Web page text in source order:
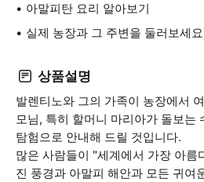
아말피탄 요리 알아보기
실제 농장과 그 주변을 둘러보세
상품설명
발렌티노와 그의 가족이 농장에서
모님, 특히 할머니 마리아가 돌보는
탐험으로 안내해 드릴 것입니다.
많은 사람들이 "세계에서 가장 아름
진 풍경과 아말피 해안과 모든 귀여